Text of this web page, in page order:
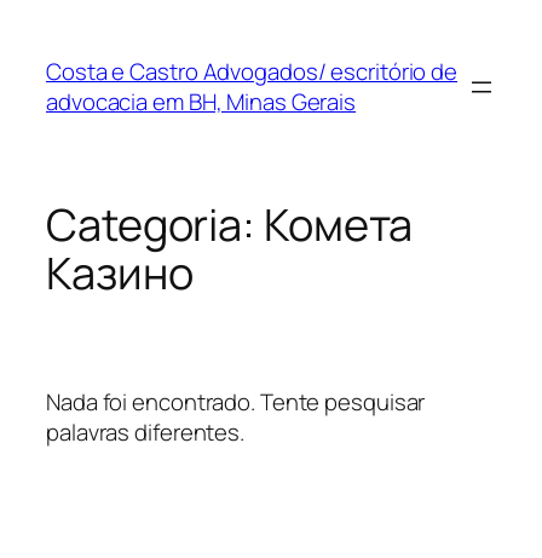
conteúdo
Costa e Castro Advogados/ escritório de
advocacia em BH, Minas Gerais
Categoria: Комета
Казино
Nada foi encontrado. Tente pesquisar
palavras diferentes.